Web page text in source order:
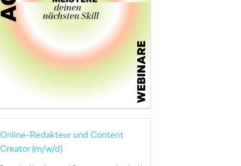
Online-Redakteur und Content
Creator (m/w/d)